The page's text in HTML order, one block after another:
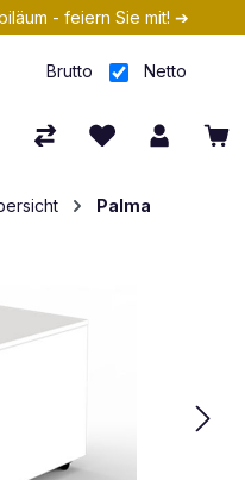
- feiern Sie mit! ➔
Brutto Netto
Palma